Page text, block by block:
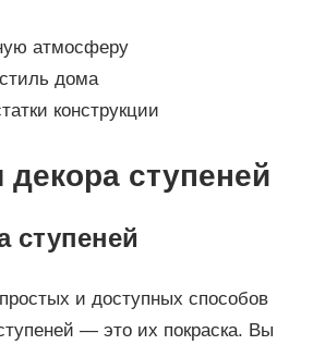
атмосферу
дома
конструкции
ступеней
ступеней
и доступных способов
— это их покраска. Вы